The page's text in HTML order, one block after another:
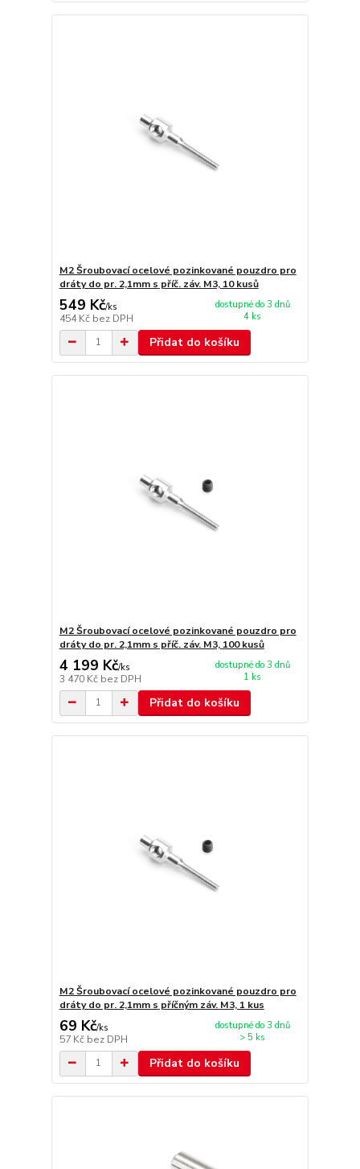
M2 Šroubovací ocelové pozinkované pouzdro pro
dráty do pr. 2,1mm s příč. záv. M3, 10 kusů
549 Kč/ks
454 Kč bez DPH
dostupné do 3 dnů
4 ks
Přidat do košíku
M2 Šroubovací ocelové pozinkované pouzdro pro
dráty do pr. 2,1mm s příč. záv. M3, 100 kusů
4 199 Kč/ks
3 470 Kč bez DPH
dostupné do 3 dnů
1 ks
Přidat do košíku
M2 Šroubovací ocelové pozinkované pouzdro pro
dráty do pr. 2,1mm s příčným záv. M3, 1 kus
69 Kč/ks
57 Kč bez DPH
dostupné do 3 dnů
> 5 ks
Přidat do košíku